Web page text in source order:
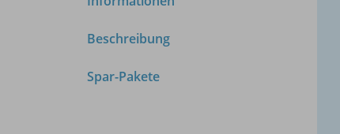
Beschreibung
Spar-Pakete